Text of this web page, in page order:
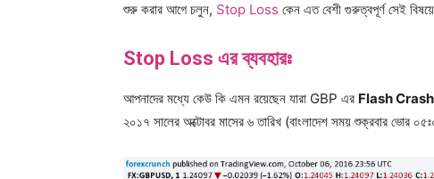
শুরু করার আগে চলুন, Stop Loss কেন এত বেশী গুরুত্বপূর্ণ সেই
Stop Loss এর ব্যবহারঃ
আপনাদের মধ্যে কেউ কি এমন রয়েছেন যারা GBP এর Flash Crash
২০১৭ সালের অক্টোবর মাসের ৬ তারিখ (বাংলাদেশ সময় শুক্রবার ভোর